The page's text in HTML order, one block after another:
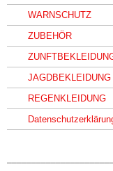
WARNSCHUTZ
ZUBEHÖR
JAGDBEKLEIDUNG
REGENKLEIDUNG